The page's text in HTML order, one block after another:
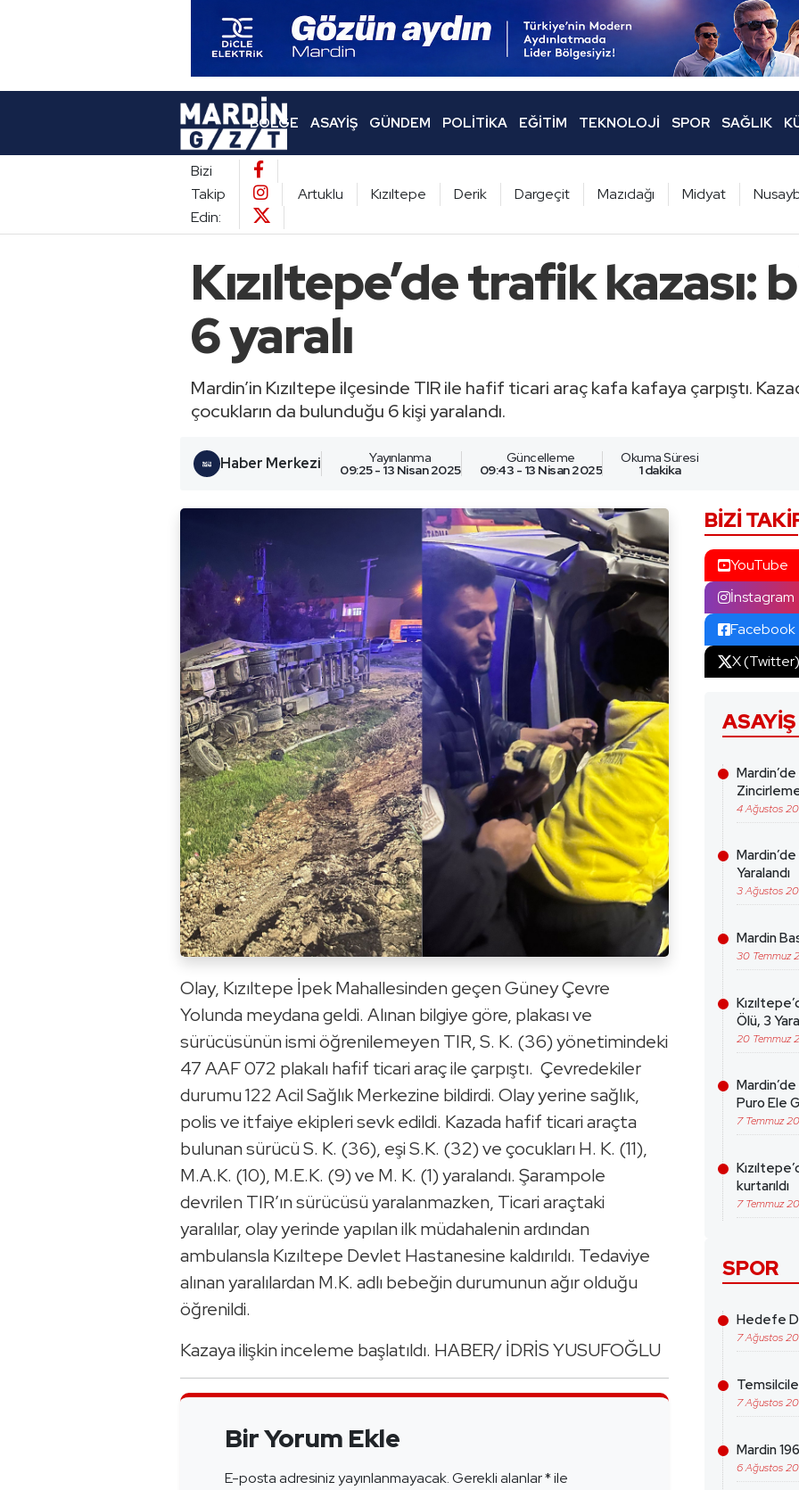
BÖLGE ASAYIŞ GÜNDEM POLITIKA EĞITIM TEKNOLOJI SPOR SAĞLIK
Bizi
Takip
Edin:
Artuklu Kızıltepe Derik Dargeçit Mazıdağı Midyat
Kızıltepe’de trafik kazası:
6 yaralı
Mardin’in Kızıltepe ilçesinde TIR ile hafif ticari araç kafa kafaya çarpıştı.
çocukların da bulunduğu 6 kişi yaralandı.
Haber Merkezi Yayınlanma
09:25 - 13 Nisan 2025
Güncelleme
09:43 - 13 Nisan 2025
Okuma Süresi
1 dakika
Olay, Kızıltepe İpek Mahallesinden geçen Güney Çevre
Yolunda meydana geldi. Alınan bilgiye göre, plakası ve
sürücüsünün ismi öğrenilemeyen TIR, S. K. (36) yönetimindeki
47 AAF 072 plakalı hafif ticari araç ile çarpıştı. Çevredekiler
durumu 122 Acil Sağlık Merkezine bildirdi. Olay yerine sağlık,
polis ve itfaiye ekipleri sevk edildi. Kazada hafif ticari araçta
bulunan sürücü S. K. (36), eşi S.K. (32) ve çocukları H. K. (11),
M.A.K. (10), M.E.K. (9) ve M. K. (1) yaralandı. Şarampole
devrilen TIR’ın sürücüsü yaralanmazken, Ticari araçtaki
yaralılar, olay yerinde yapılan ilk müdahalenin ardından
ambulansla Kızıltepe Devlet Hastanesine kaldırıldı. Tedaviye
alınan yaralılardan M.K. adlı bebeğin durumunun ağır olduğu
öğrenildi.
Kazaya ilişkin inceleme başlatıldı. HABER/ İDRİS YUSUFOĞLU
Bir Yorum Ekle
E-posta adresiniz yayınlanmayacak.Gerekli alanlar*ile
BIZI
YouTube
İnstagram
Facebook
X (Twitter)
ASAYIŞ
4 Ağustos
Yaralandı
3 Ağustos
Mardin
30 Temmuz
Ölü, 3
20 Temmuz
Puro Ele
7 Temmuz
kurtarıldı
7 Temmuz
SPOR
Hedefe
7 Ağustos
7 Ağustos
Mardin
6 Ağustos